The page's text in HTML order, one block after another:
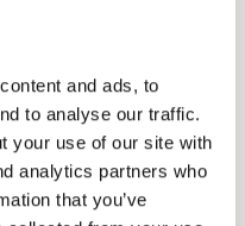
and ads, to
to analyse our traffic.
your use of our site with
analytics partners who
that you’ve